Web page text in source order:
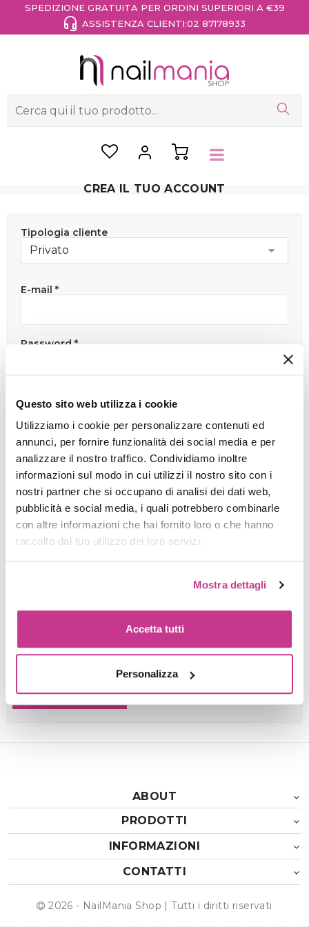
Questo sito web utilizza i cookie
Utilizziamo i cookie per personalizzare contenuti ed
annunci, per fornire funzionalità dei social media e per
analizzare il nostro traffico. Condividiamo inoltre
informazioni sul modo in cui utilizzi il nostro sito con i
nostri partner che si occupano di analisi dei dati web,
pubblicità e social media, i quali potrebbero combinarle
con altre informazioni che hai fornito loro o che hanno
raccolto dal tuo utilizzo dei loro servizi.
Mostra dettagli
Accetta tutti
Personalizza
SPEDIZIONE GRATUITA PER ORDINI SUPERIORI A €39
ASSISTENZA CLIENTI:02 87178933
CREA IL TUO ACCOUNT
Tipologia cliente
E-mail *
Password *
minuscola, e un simbolo.
Nome *
Cognome *
con l'invio della mia richiesta, di acconsentire
espressamente alla trasmissione dei dati in essa
Presto il consenso per ricevere via mail
comunicazioni commerciali e promozionali inerenti
CREA ACCOUNT
ABOUT
PRODOTTI
INFORMAZIONI
CONTATTI
2026 - NailMania Shop | Tutti i diritti riservati